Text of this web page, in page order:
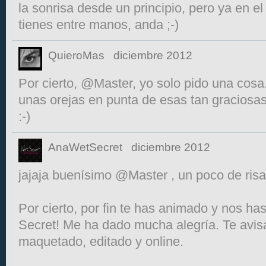
la sonrisa desde un principio, pero ya en
tienes entre manos, anda ;-)
QuieroMas diciembre 2012
Por cierto, @Master, yo solo pido una
unas orejas en punta de esas tan
:-)
AnaWetSecret diciembre 2012
jajaja buenísimo @Master , un poco de
Por cierto, por fin te has animado y nos
Secret! Me ha dado mucha alegría. Te
maquetado, editado y online.